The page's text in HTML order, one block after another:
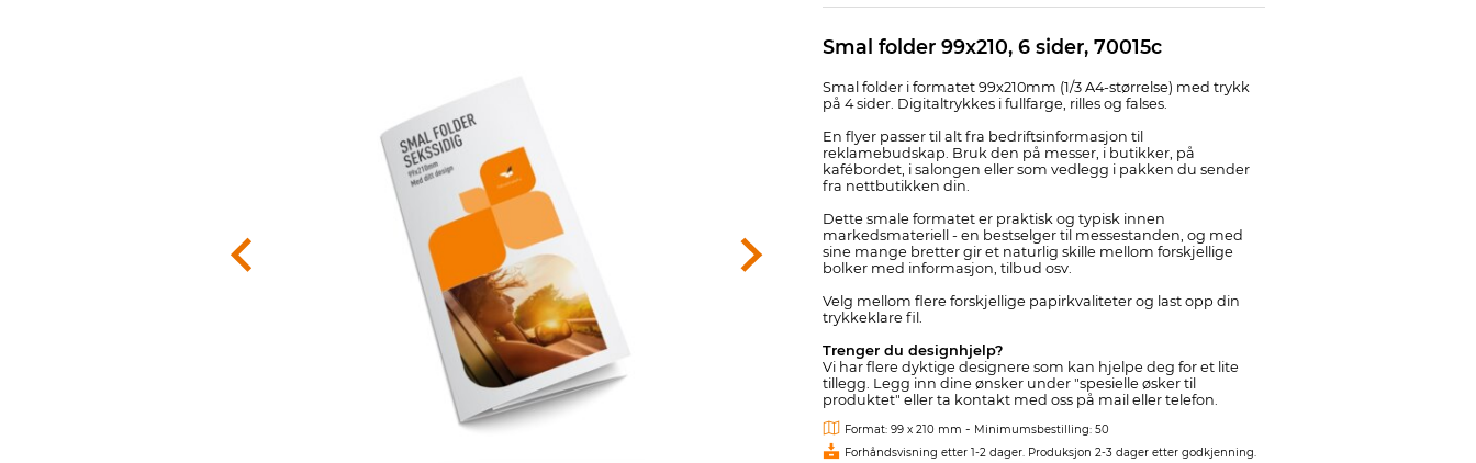
Smal folder 99x210, 6 sider, 70015c
Smal folder i formatet 99x210mm (1/3 A4-størrelse) med trykk
på 4 sider. Digitaltrykkes i fullfarge, rilles og falses.
En flyer passer til alt fra bedriftsinformasjon til
reklamebudskap. Bruk den på messer, i butikker, på
kafébordet, i salongen eller som vedlegg i pakken du sender
fra nettbutikken din.
Dette smale formatet er praktisk og typisk innen
markedsmateriell - en bestselger til messestanden, og med
sine mange bretter gir et naturlig skille mellom forskjellige
bolker med informasjon, tilbud osv.
Velg mellom flere forskjellige papirkvaliteter og last opp din
trykkeklare fil.
Trenger du designhjelp?
Vi har flere dyktige designere som kan hjelpe deg for et lite
tillegg. Legg inn dine ønsker under "spesielle øsker til
produktet" eller ta kontakt med oss på mail eller telefon.
Format: 99 x 210 mm - Minimumsbestilling: 50
Forhåndsvisning etter 1-2 dager. Produksjon 2-3 dager etter godkjenning.